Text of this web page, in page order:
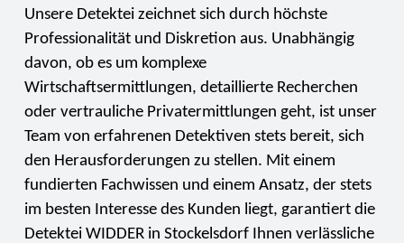
Unsere Detektei zeichnet sich durch höchste
Professionalität und Diskretion aus. Unabhängig
davon, ob es um komplexe
Wirtschaftsermittlungen, detaillierte Recherchen
oder vertrauliche Privatermittlungen geht, ist unser
Team von erfahrenen Detektiven stets bereit, sich
den Herausforderungen zu stellen. Mit einem
fundierten Fachwissen und einem Ansatz, der stets
im besten Interesse des Kunden liegt, garantiert die
Detektei WIDDER in Stockelsdorf Ihnen verlässliche